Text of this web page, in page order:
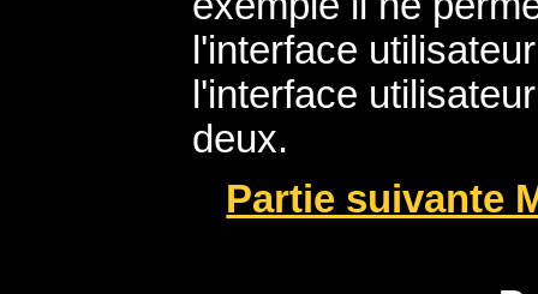
l'interface
l'interface
deux.
Partie suivante